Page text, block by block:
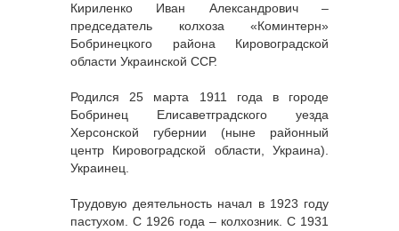
Кириленко Иван Александрович –
председатель колхоза «Коминтерн»
Бобринецкого района Кировоградской
области Украинской ССР.
Родился 25 марта 1911 года в городе
Бобринец Елисаветградского уезда
Херсонской губернии (ныне районный
центр Кировоградской области, Украина).
Украинец.
Трудовую деятельность начал в 1923 году
пастухом. С 1926 года – колхозник. С 1931